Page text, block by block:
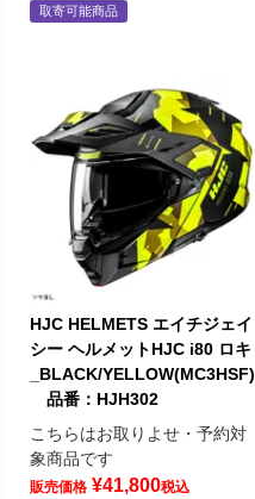
取寄可能商品
HJC HELMETS エイチジェイ
シー ヘルメットHJC i80 ロキ
_BLACK/YELLOW(MC3HSF)
品番：HJH302
こちらはお取りよせ・予約対
象商品です
販売価格 ¥41,800税込